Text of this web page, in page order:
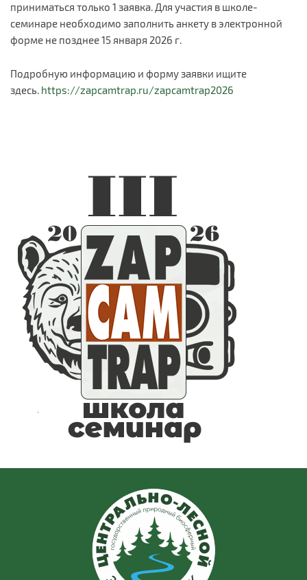
приниматься только 1 заявка. Для участия в школе-
семинаре необходимо заполнить анкету в электронной
форме не позднее 15 января 2026 г.
Подробную информацию и форму заявки ищите
здесь. https://zapcamtrap.ru/zapcamtrap2026